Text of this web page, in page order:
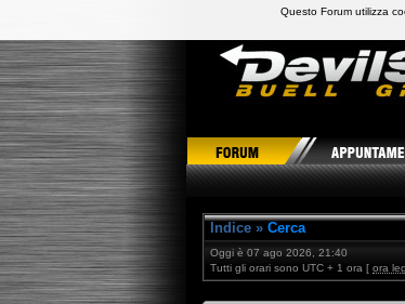
DevilStars Club Buell
Indice » Cerca
Oggi è 07 ago 2026, 21:40
Tutti gli orari sono UTC + 1 ora [ ora
Questo Forum utilizza